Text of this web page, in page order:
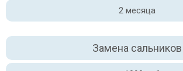
2 месяца
Замена сальников